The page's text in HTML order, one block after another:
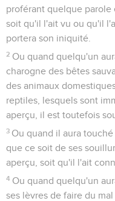
proférant quelque parole
soit qu'il l'ait vu ou qu'il
portera son iniquité.
2 Ou quand quelqu'un
charogne des bêtes
des animaux
reptiles, lesquels sont
aperçu, il est toutefois
3 Ou quand il aura
que ce soit de ses
aperçu, soit qu'il l'ait
4 Ou quand quelqu'un
ses lèvres de faire du